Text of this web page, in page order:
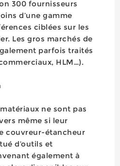
300 fournisseurs
d’une gamme
ciblées sur les
Les gros marchés de
parfois traités
HLM…).
ne sont pas
même si leur
couvreur-étancheur
d’outils et
également à